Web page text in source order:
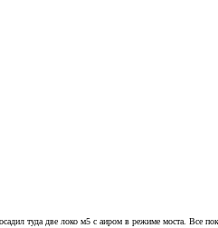
туда две локо м5 с аиром в режиме моста. Все